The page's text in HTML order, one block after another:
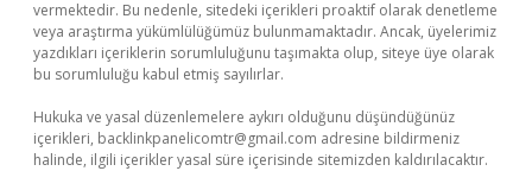
vermektedir. Bu nedenle, sitedeki içerikleri proaktif olarak denetleme
veya araştırma yükümlülüğümüz bulunmamaktadır. Ancak, üyelerimiz
yazdıkları içeriklerin sorumluluğunu taşımakta olup, siteye üye olarak
bu sorumluluğu kabul etmiş sayılırlar.
Hukuka ve yasal düzenlemelere aykırı olduğunu düşündüğünüz
içerikleri, backlinkpanelicomtr@gmail.com adresine bildirmeniz
halinde, ilgili içerikler yasal süre içerisinde sitemizden kaldırılacaktır.